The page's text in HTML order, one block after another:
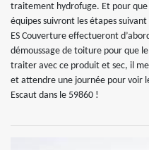
traitement hydrofuge. Et pour que
équipes suivront les étapes
ES Couverture effectueront
démoussage de toiture pour que
traiter avec ce produit et sec, il
et attendre une journée pour voir
Escaut dans le 59860 !